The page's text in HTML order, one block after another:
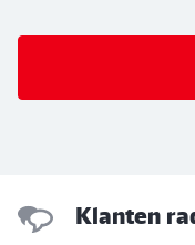
Klanten